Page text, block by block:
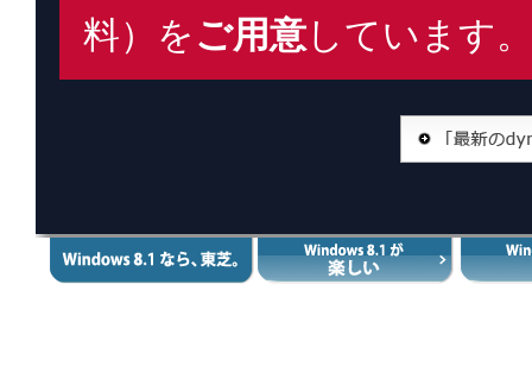
料）を ご用意しています。